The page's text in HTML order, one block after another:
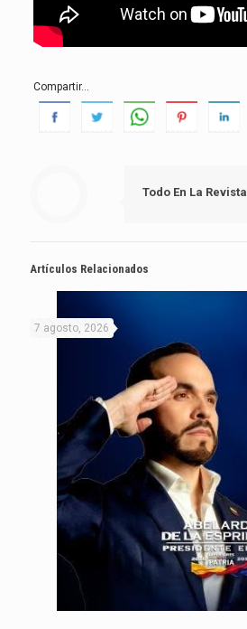
Compartir...
Todo En La Revista
Artículos Relacionados
7 agosto, 2026